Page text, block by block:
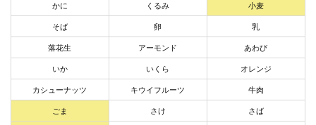
かに くるみ 小麦
そば 卵 乳
落花生 アーモンド あわび
いか いくら オレンジ
カシューナッツ キウイフルーツ 牛肉
ごま さけ さば